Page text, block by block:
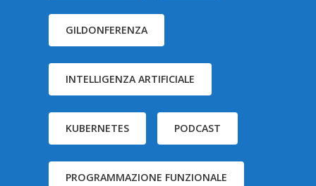
GILDONFERENZA
INTELLIGENZA ARTIFICIALE
KUBERNETES PODCAST
PROGRAMMAZIONE FUNZIONALE